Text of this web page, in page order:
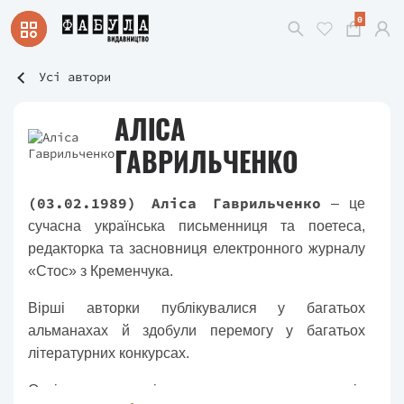
0
Усі автори
АЛІСА
ГАВРИЛЬЧЕНКО
(03.02.1989) Аліса Гаврильченко – це
сучасна українська письменниця та поетеса,
редакторка та засновниця електронного журналу
«Стос» з Кременчука.
Вірші авторки публікувалися у багатьох
альманахах й здобули перемогу у багатьох
літературних конкурсах.
Освіту та розуміння книготоворчих процесів